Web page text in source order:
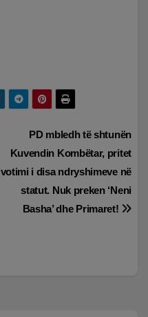
PD mbledh të shtunën
Kuvendin Kombëtar, pritet
votimi i disa ndryshimeve në
statut. Nuk preken ‘Neni
Basha’ dhe Primaret!